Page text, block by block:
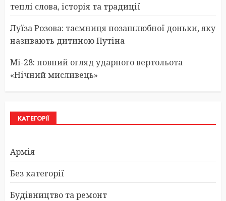
теплі слова, історія та традиції
Луїза Розова: таємниця позашлюбної доньки, яку
називають дитиною Путіна
Мі-28: повний огляд ударного вертольота
«Нічний мисливець»
КАТЕГОРІЇ
Армія
Без категорії
Будівництво та ремонт